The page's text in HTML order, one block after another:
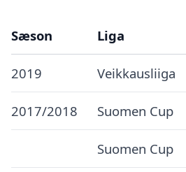
Sæson Liga
2019 Veikkausliiga
2017/2018 Suomen Cup
Suomen Cup